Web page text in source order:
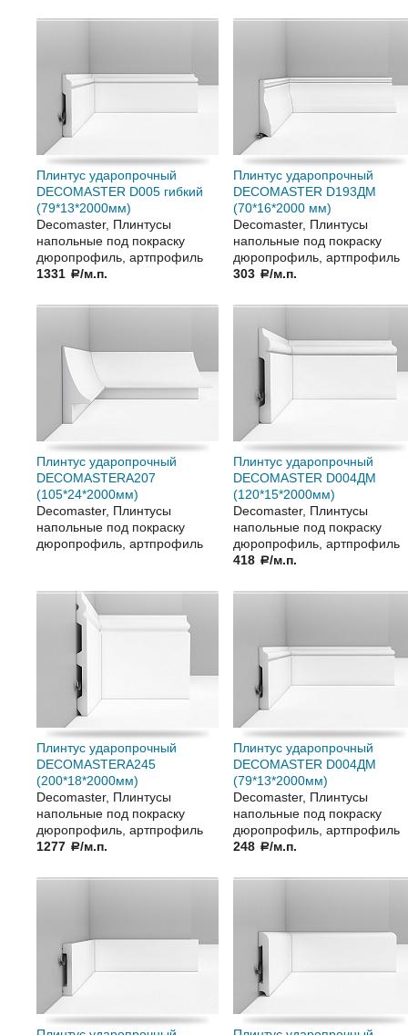
Плинтус ударопрочный
DECOMASTER D005 гибкий
(79*13*2000мм)
Decomaster, Плинтусы
напольные под покраску
дюропрофиль, артпрофиль
1331 a/м.п.
Плинтус ударопрочный
DECOMASTER D193ДМ
(70*16*2000 мм)
Decomaster, Плинтусы
напольные под покраску
дюропрофиль, артпрофиль
303 a/м.п.
Плинтус ударопрочный
DECOMASTERA207
(105*24*2000мм)
Decomaster, Плинтусы
напольные под покраску
дюропрофиль, артпрофиль
Плинтус ударопрочный
DECOMASTER D004ДМ
(120*15*2000мм)
Decomaster, Плинтусы
напольные под покраску
дюропрофиль, артпрофиль
418 a/м.п.
Плинтус ударопрочный
DECOMASTERA245
(200*18*2000мм)
Decomaster, Плинтусы
напольные под покраску
дюропрофиль, артпрофиль
1277 a/м.п.
Плинтус ударопрочный
DECOMASTER D004ДМ
(79*13*2000мм)
Decomaster, Плинтусы
напольные под покраску
дюропрофиль, артпрофиль
248 a/м.п.